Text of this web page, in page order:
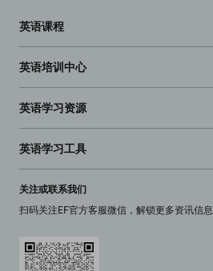
英语课程
英语培训中心
英语学习资源
英语学习工具
关注或联系我们
扫码关注EF官方客服微信，解锁更多资讯信息